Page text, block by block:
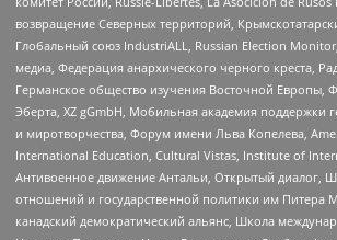
возвращение Северных территорий,
Глобальный союз IndustriALL, Russian Election
медиа, Федерация анархического черного креста,
Германское общество изучения Восточной Европы,
Эберта, XZ gGmbH, Мобильная академия поддержки
и миротворчества, Форум имени Льва Копелева,
International Education, Cultural Vistas, Institute of
Антивоенное движение Антальи, Открытый диалог,
отношений и государственной политики им Питера
канадский демократический альянс, Школа